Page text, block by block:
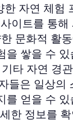
자연 체험
이트를 통해
문화적 활
을 쌓을 수
타 자연 경
들은 일상의
를 얻을 수 있
한 정보를